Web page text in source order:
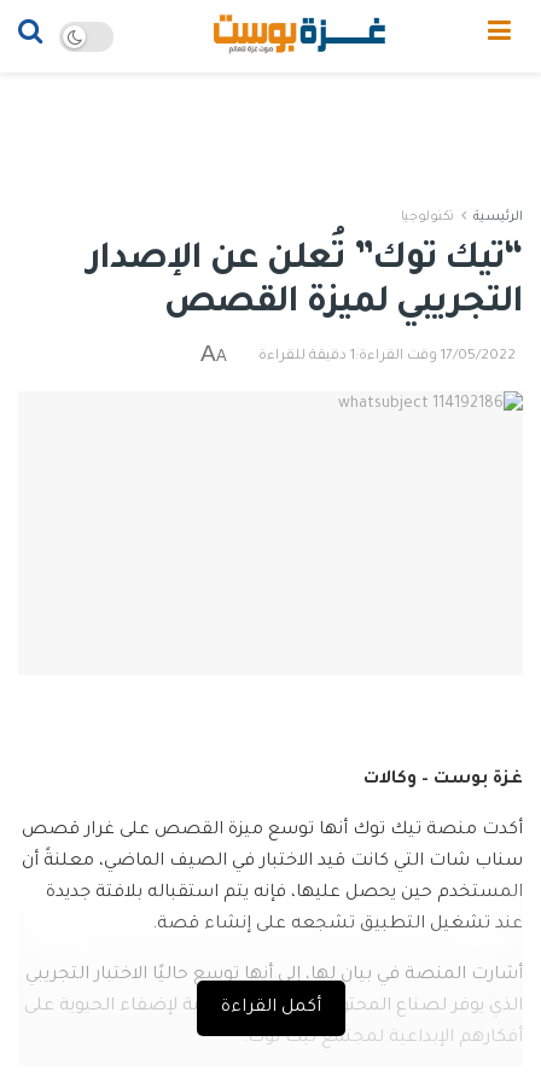
الرئيسية تكنولوجيا
“تيك توك” تُعلن عن الإصدار
التجريبي لميزة القصص
17/05/2022 وقت القراءة:1 دقيقة للقراءة A
A
غزة بوست – وكالات
أكدت منصة تيك توك أنها توسع ميزة القصص على غرار قصص
سناب شات التي كانت قيد الاختبار في الصيف الماضي، معلنةً أن
المستخدم حين يحصل عليها، فإنه يتم استقباله بلافتة جديدة
عند تشغيل التطبيق تشجعه على إنشاء قصة.
أشارت المنصة في بيان لها، إلى أنها توسع حاليًا الاختبار التجريبي
الذي يوفر لصناع المحتوى تنسيقات إضافية لإضفاء الحيوية على
أفكارهم الإبداعية لمجتمع تيك توك.
أكمل القراءة